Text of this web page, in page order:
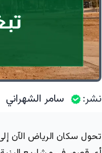
نشر: سامر الشهراني
تحول سكان الرياض الآن